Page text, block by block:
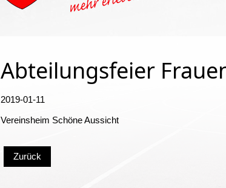
Abteilungsfeier
2019-01-11
Vereinsheim Schöne Aussicht
Zurück